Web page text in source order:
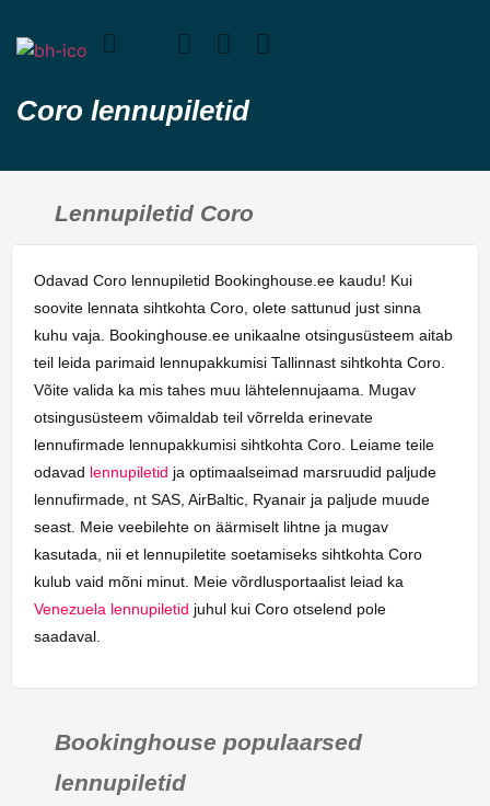
Coro lennupiletid
Lennupiletid Coro
Odavad Coro lennupiletid Bookinghouse.ee kaudu! Kui
soovite lennata sihtkohta Coro, olete sattunud just sinna
kuhu vaja. Bookinghouse.ee unikaalne otsingusüsteem aitab
teil leida parimaid lennupakkumisi Tallinnast sihtkohta Coro.
Võite valida ka mis tahes muu lähtelennujaama. Mugav
otsingusüsteem võimaldab teil võrrelda erinevate
lennufirmade lennupakkumisi sihtkohta Coro. Leiame teile
odavad lennupiletid ja optimaalseimad marsruudid paljude
lennufirmade, nt SAS, AirBaltic, Ryanair ja paljude muude
seast. Meie veebilehte on äärmiselt lihtne ja mugav
kasutada, nii et lennupiletite soetamiseks sihtkohta Coro
kulub vaid mõni minut. Meie võrdlusportaalist leiad ka
Venezuela lennupiletid juhul kui Coro otselend pole
saadaval.
Bookinghouse populaarsed
lennupiletid